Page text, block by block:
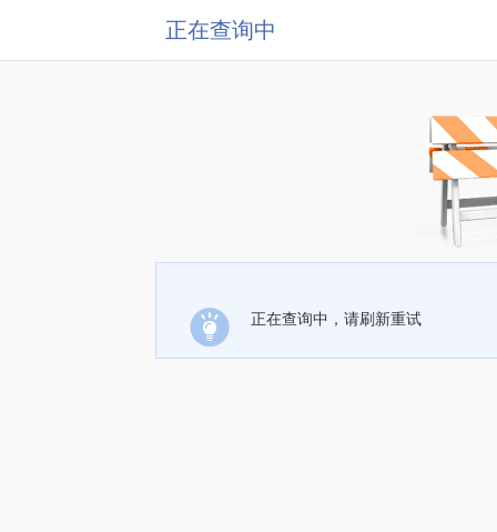
正在查询中
正在查询中，请刷新重试